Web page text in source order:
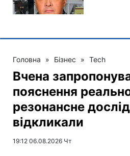
Головна » Бізнес » Tech
Вчена
пояснення
резонансне
відкликали
19:12 06.08.2026 Чт